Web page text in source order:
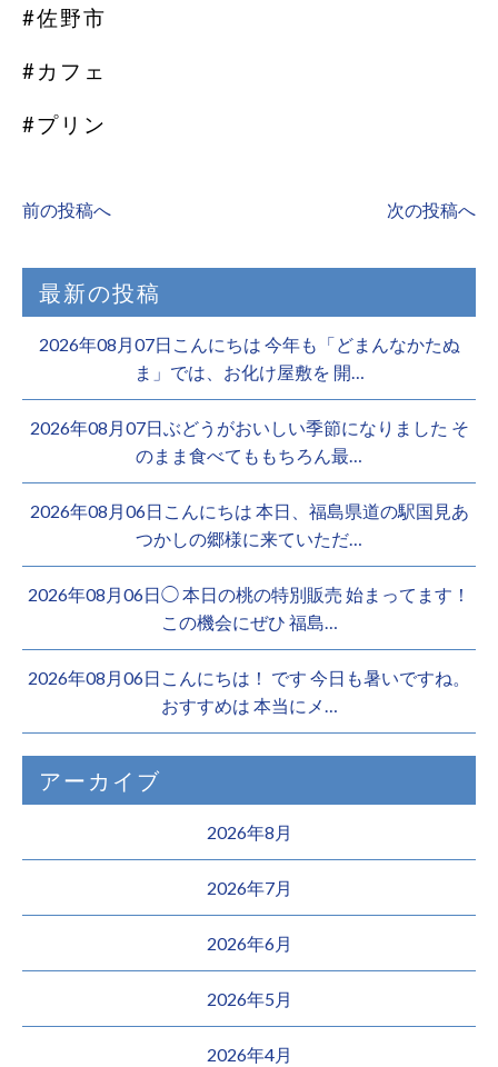
#佐野市
#カフェ
#プリン
前の投稿へ 次の投稿へ
最新の投稿
2026年08月07日こんにちは 今年も「どまんなかたぬ
ま」では、お化け屋敷を 開…
2026年08月07日ぶどうがおいしい季節になりました そ
のまま食べてももちろん最…
2026年08月06日こんにちは 本日、福島県道の駅国見あ
つかしの郷様に来ていただ…
2026年08月06日◯ 本日の桃の特別販売 始まってます！
この機会にぜひ 福島…
2026年08月06日こんにちは！ です 今日も暑いですね。
おすすめは 本当にメ…
アーカイブ
2026年8月
2026年7月
2026年6月
2026年5月
2026年4月